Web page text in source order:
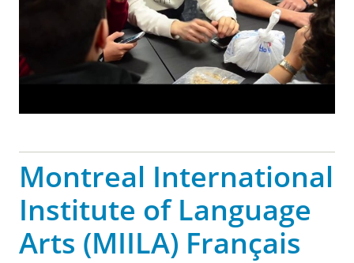
Montreal International
Institute of Language
Arts (MIILA) Français